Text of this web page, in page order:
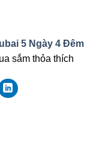
5 Ngày 4 Đêm
sắm thỏa thích